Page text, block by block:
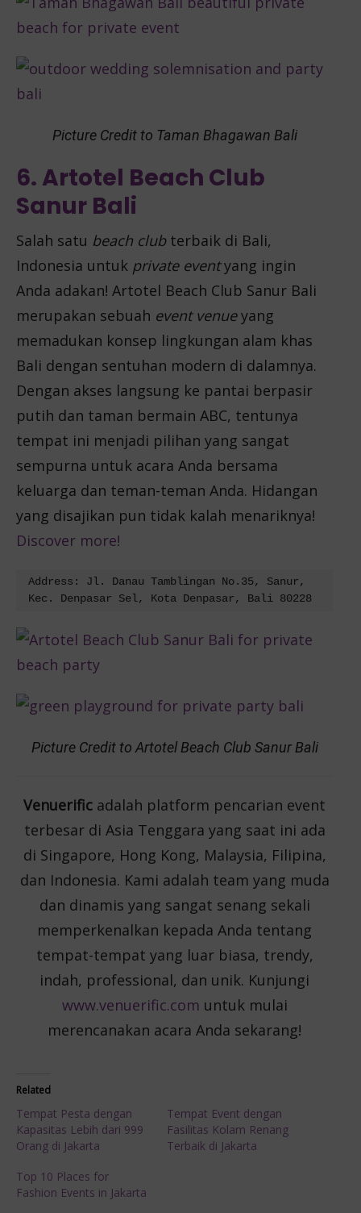
Picture Credit to Taman Bhagawan Bali
6. Artotel Beach Club
Sanur Bali
Salah satu beach club terbaik di Bali,
Indonesia untuk private eventyang ingin
Anda adakan! Artotel Beach Club Sanur Bali
merupakan sebuah event venueyang
memadukan konsep lingkungan alam khas
Bali dengan sentuhan modern di dalamnya.
Dengan akses langsung ke pantai berpasir
putih dan taman bermain ABC, tentunya
tempat ini menjadi pilihan yang sangat
sempurna untuk acara Anda bersama
keluarga dan teman-teman Anda. Hidangan
yang disajikan pun tidak kalah menariknya!
Discover more!
Address: Jl. Danau Tamblingan No.35, Sanur,
Kec. Denpasar Sel, Kota Denpasar, Bali 80228
Picture Credit to Artotel Beach Club Sanur Bali
Venuerific adalah platform pencarian event
terbesar di Asia Tenggara yang saat ini ada
di Singapore, Hong Kong, Malaysia, Filipina,
dan Indonesia. Kami adalah team yang muda
dan dinamis yang sangat senang sekali
memperkenalkan kepada Anda tentang
tempat-tempat yang luar biasa, trendy,
indah, professional, dan unik. Kunjungi
www.venuerific.com untuk mulai
merencanakan acara Anda sekarang!
Related
Tempat Pesta dengan
Kapasitas Lebih dari 999
Orang di Jakarta
Tempat Event dengan
Fasilitas Kolam Renang
Terbaik di Jakarta
Top 10 Places for
Fashion Events in Jakarta